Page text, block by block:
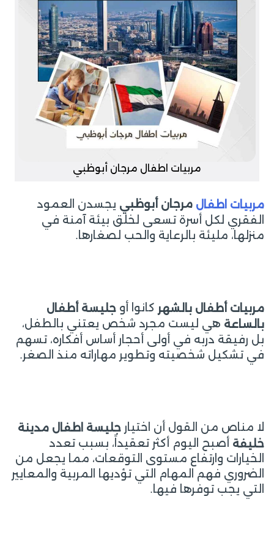
مربيات اطفال مرجان أبوظبي
مربيات اطفال مرجان أبوظبي يجسدن العمود
الفقري لكل أسرة تسعى لخلق بيئة آمنة في
منزلها، مليئة بالرعاية والحب لصغارها.
مربيات أطفال بالشهر كانوا أو جليسة أطفال
بالساعة هي ليست مجرد شخص يعتني بالطفل،
بل رفيقة دربه في أولى أحجار أساس أفكاره، تسهم
في تشكيل شخصيته وتطوير مهاراته منذ الصغر.
لا مناص من القول أن اختيار جليسة اطفال مدينة
خليفة أصبح اليوم أكثر تعقيداً، بسبب تعدد
الخيارات وارتفاع مستوى التوقعات، مما يجعل من
الضروري فهم المهام التي تؤديها المربية والمعايير
التي يجب توفرها فيها.